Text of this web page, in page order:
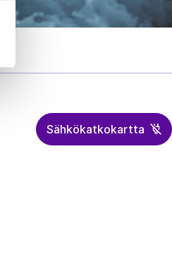
Sähkökatkokartta